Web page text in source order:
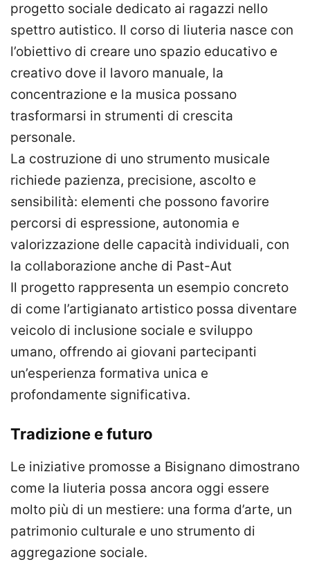
progetto sociale dedicato ai ragazzi nello
spettro autistico. Il corso di liuteria nasce con
l’obiettivo di creare uno spazio educativo e
creativo dove il lavoro manuale, la
concentrazione e la musica possano
trasformarsi in strumenti di crescita
personale.
La costruzione di uno strumento musicale
richiede pazienza, precisione, ascolto e
sensibilità: elementi che possono favorire
percorsi di espressione, autonomia e
valorizzazione delle capacità individuali, con
la collaborazione anche di Past-Aut
Il progetto rappresenta un esempio concreto
di come l’artigianato artistico possa diventare
veicolo di inclusione sociale e sviluppo
umano, offrendo ai giovani partecipanti
un’esperienza formativa unica e
profondamente significativa.
Tradizione e futuro
Le iniziative promosse a Bisignano dimostrano
come la liuteria possa ancora oggi essere
molto più di un mestiere: una forma d’arte, un
patrimonio culturale e uno strumento di
aggregazione sociale.